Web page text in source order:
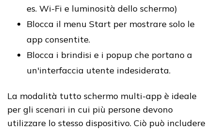
es. Wi-Fi e luminosità dello schermo)
Blocca il menu Start per mostrare solo le
app consentite.
Blocca i brindisi e i popup che portano a
un'interfaccia utente indesiderata.
La modalità tutto schermo multi-app è ideale
per gli scenari in cui più persone devono
utilizzare lo stesso dispositivo. Ciò può includere